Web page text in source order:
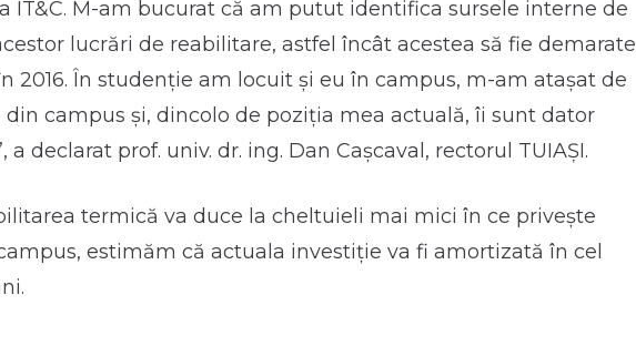
IT&C. M-am bucurat că am putut identifica sursele interne de
lucrări de reabilitare, astfel încât acestea să fie demarate
2016. În studenție am locuit și eu în campus, m-am atașat de
din campus și, dincolo de poziția mea actuală, îi sunt dator
, a declarat prof. univ. dr. ing. Dan Cașcaval, rectorul TUIAȘI.
termică va duce la cheltuieli mai mici în ce privește
estimăm că actuala investiție va fi amortizată în cel